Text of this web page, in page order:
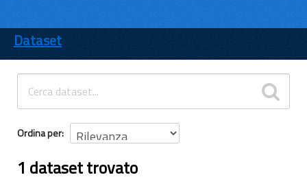
ENTI
TEMI
INFORMAZIONI
Dataset
Ordina per
1 dataset trovato